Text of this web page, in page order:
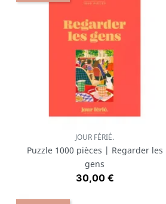
Aperçu rapide
JOUR FÉRIÉ.
Puzzle 1000 pièces | Regarder les
gens
Prix
30,00 €